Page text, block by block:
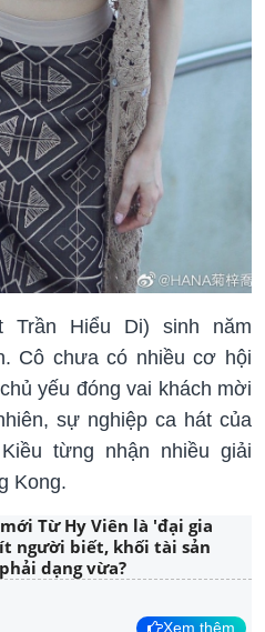
Trần Hiểu Di) sinh năm
Cô chưa có nhiều cơ hội
yếu đóng vai khách mời
sự nghiệp ca hát của
từng nhận nhiều giải
Kong.
Từ Hy Viên là 'đại gia
người biết, khối tài sản
dạng vừa?
Xem thêm